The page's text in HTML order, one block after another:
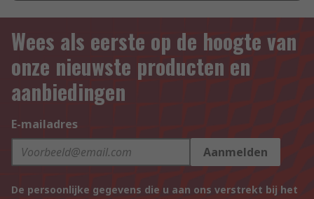
Wees als eerste op de hoogte van
onze nieuwste producten en
aanbiedingen
E-mailadres
Aanmelden
De persoonlijke gegevens die u aan ons verstrekt bij het